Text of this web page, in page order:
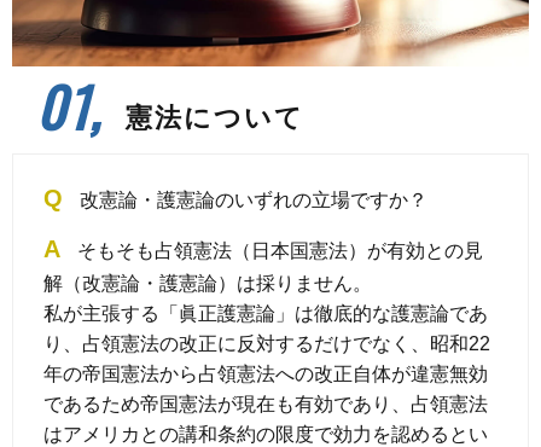
01, 憲法について
Q 改憲論・護憲論のいずれの立場ですか？
A
そもそも占領憲法（日本国憲法）が有効との見
解（改憲論・護憲論）は採りません。
私が主張する「眞正護憲論」は徹底的な護憲論であ
り、占領憲法の改正に反対するだけでなく、昭和22
年の帝国憲法から占領憲法への改正自体が違憲無効
であるため帝国憲法が現在も有効であり、占領憲法
はアメリカとの講和条約の限度で効力を認めるとい